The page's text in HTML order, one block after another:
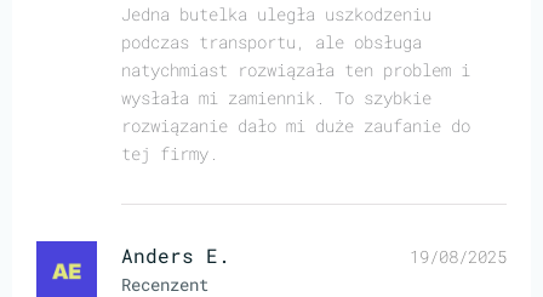
Jedna butelka uległa uszkodzeniu
podczas transportu, ale obsługa
natychmiast rozwiązała ten problem i
wysłała mi zamiennik. To szybkie
rozwiązanie dało mi duże zaufanie do
tej firmy.
Anders E.
Recenzent
19/08/2025